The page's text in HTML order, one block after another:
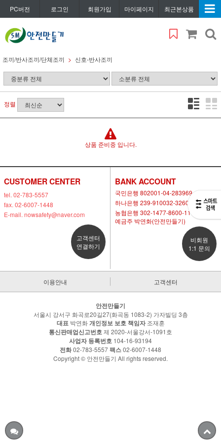
PC버전 로그인 회원가입 마이페이지 최근본상품
조끼/반사조끼/단체조끼 신호-반사조끼
정렬
상품 준비중 입니다.
CUSTOMER CENTER
tel. 02-783-5557
fax. 02-6007-1448
E-mail. nowsafety@naver.com
고객센터
연결하기
BANK ACCOUNT
국민은행 802001-04-283969
하나은행 239-910032-32604
농협은행 302-1477-8600-11
예금주 박연화(안전만들기)
비회원
1:1 문의
이용안내 고객센터
안전만들기
서울시 강서구 화곡로20길27(화곡동 1083-2) 가자빌딩 3층
대표 박연화개인정보 보호 책임자조재훈
통신판매업신고번호제 2020-서울강서-1091호
사업자 등록번호 104-16-93194
전화02-783-5557팩스02-6007-1448
Copyright © 안전만들기 All rights reserved.